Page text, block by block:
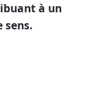
à un
sens.